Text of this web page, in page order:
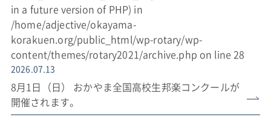
in a future version of PHP) in
/home/adjective/okayama-
korakuen.org/public_html/wp-rotary/wp-
content/themes/rotary2021/archive.php on line 28
2026.07.13
8月1日（日） おかやま全国高校生邦楽コンクールが
開催されます。